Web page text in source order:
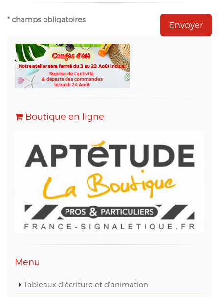
récipiendaire des formulaires,
- Natural-net (www.natural-net.fr) en qualité
- Kiubi (www.kiubi.com) en qualité d'opérateur
technique du site web,
- OVH (www.ovh.com) en qualité d'hébergeur du
site web,
- Sarbacane (www.sarbacane.com) en tant que
d'Emailing, Newsletters, SMS, Emails
Transactionnels (SMTP) et pour le Marketing
Automation.
Conformément à la loi « informatique et libertés »,
vous pouvez exercer votre droit d'accès aux
données vous concernant et les faire rectifier en
contactant M. Christophe PATRY, responsable
technique web et des données informatiques, au
05 56 67 68 01 ou par mail sur info@aptetude.net.
* champs obligatoires
Boutique en ligne
Menu
Tableaux d'écriture et d'animation